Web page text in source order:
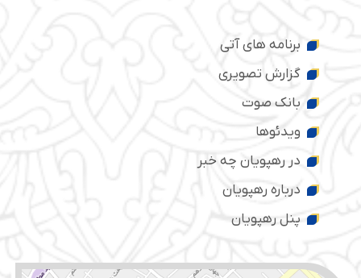
برنامه های آتی
گزارش تصویری
بانک صوت
ویدئوها
در رهپویان چه خبر
درباره رهپویان
پنل رهپویان